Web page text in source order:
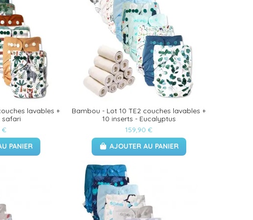
lavables +
safari
€
PANIER
Bambou - Lot 10 TE2 couches lavables +
10 inserts - Eucalyptus
159,90 €
AJOUTER AU PANIER